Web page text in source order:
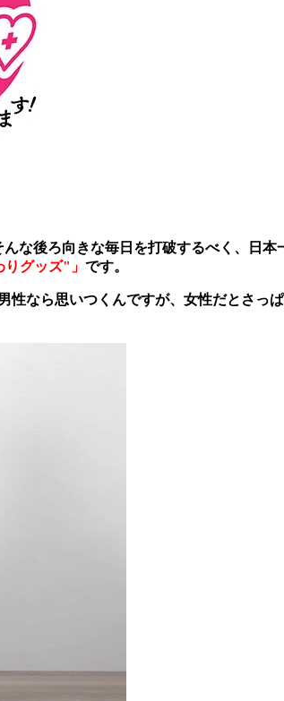
な後ろ向きな毎日を打破するべく、日
グッズ"」 です。
なら思いつくんですが、女性だとさっ